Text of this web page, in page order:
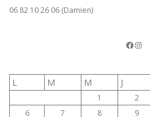
06 82 10 26 06 (Damien)
La page FB du TCV Instagram
L M M J
1 2
6
7 8 9